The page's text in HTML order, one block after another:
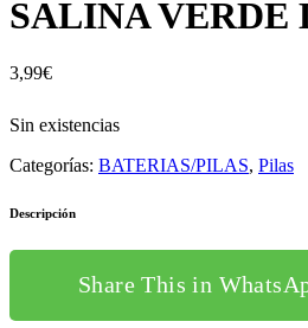
SALINA VERDE
3,99€
Sin existencias
Categorías: BATERIAS/PILAS, Pilas
Descripción
Share This in